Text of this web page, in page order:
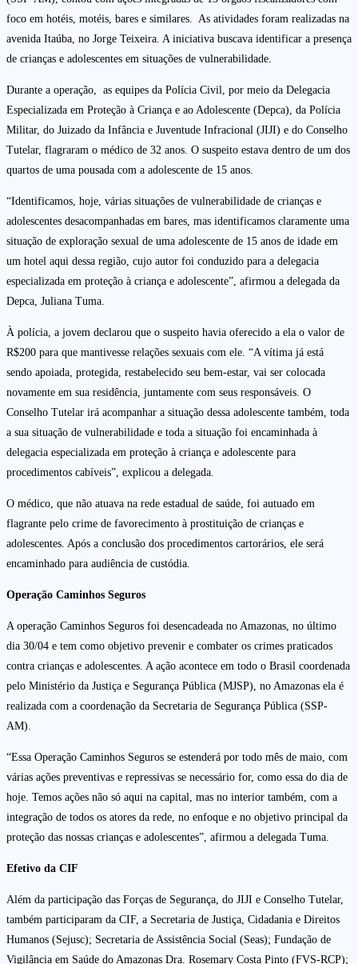
foco em hotéis, motéis, bares e similares. As atividades foram realizadas na
avenida Itaúba, no Jorge Teixeira. A iniciativa buscava identificar a presença
de crianças e adolescentes em situações de vulnerabilidade.
Durante a operação, as equipes da Polícia Civil, por meio da Delegacia
Especializada em Proteção à Criança e ao Adolescente (Depca), da Polícia
Militar, do Juizado da Infância e Juventude Infracional (JIJI) e do Conselho
Tutelar, flagraram o médico de 32 anos. O suspeito estava dentro de um dos
quartos de uma pousada com a adolescente de 15 anos.
“Identificamos, hoje, várias situações de vulnerabilidade de crianças e
adolescentes desacompanhadas em bares, mas identificamos claramente uma
situação de exploração sexual de uma adolescente de 15 anos de idade em
um hotel aqui dessa região, cujo autor foi conduzido para a delegacia
especializada em proteção à criança e adolescente”, afirmou a delegada da
Depca, Juliana Tuma.
À polícia, a jovem declarou que o suspeito havia oferecido a ela o valor de
R$200 para que mantivesse relações sexuais com ele. “A vítima já está
sendo apoiada, protegida, restabelecido seu bem-estar, vai ser colocada
novamente em sua residência, juntamente com seus responsáveis. O
Conselho Tutelar irá acompanhar a situação dessa adolescente também, toda
a sua situação de vulnerabilidade e toda a situação foi encaminhada à
delegacia especializada em proteção à criança e adolescente para
procedimentos cabíveis”, explicou a delegada.
O médico, que não atuava na rede estadual de saúde, foi autuado em
flagrante pelo crime de favorecimento à prostituição de crianças e
adolescentes. Após a conclusão dos procedimentos cartorários, ele será
encaminhado para audiência de custódia.
Operação Caminhos Seguros
A operação Caminhos Seguros foi desencadeada no Amazonas, no último
dia 30/04 e tem como objetivo prevenir e combater os crimes praticados
contra crianças e adolescentes. A ação acontece em todo o Brasil coordenada
pelo Ministério da Justiça e Segurança Pública (MJSP), no Amazonas ela é
realizada com a coordenação da Secretaria de Segurança Pública (SSP-
AM).
“Essa Operação Caminhos Seguros se estenderá por todo mês de maio, com
várias ações preventivas e repressivas se necessário for, como essa do dia de
hoje. Temos ações não só aqui na capital, mas no interior também, com a
integração de todos os atores da rede, no enfoque e no objetivo principal da
proteção das nossas crianças e adolescentes”, afirmou a delegada Tuma.
Efetivo da CIF
Além da participação das Forças de Segurança, do JIJI e Conselho Tutelar,
também participaram da CIF, a Secretaria de Justiça, Cidadania e Direitos
Humanos (Sejusc); Secretaria de Assistência Social (Seas); Fundação de
Vigilância em Saúde do Amazonas Dra. Rosemary Costa Pinto (FVS-RCP);